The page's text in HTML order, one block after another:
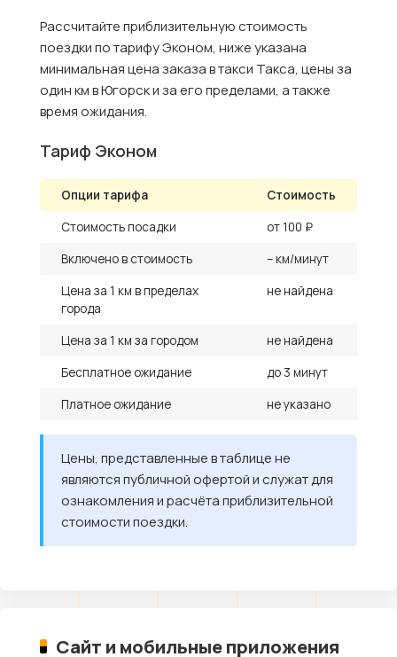
Рассчитайте приблизительную стоимость
поездки по тарифу Эконом, ниже указана
минимальная цена заказа в такси Такса, цены за
один км в Югорск и за его пределами, а также
время ожидания.
Тариф Эконом
Опции тарифа
Стоимость
Стоимость посадки
от 100 ₽
Включено в стоимость
– км/минут
Цена за 1 км в пределах
города
не найдена
Цена за 1 км за городом
не найдена
Бесплатное ожидание
до 3 минут
Платное ожидание
не указано
Цены, представленные в таблице не
являются публичной офертой и служат для
ознакомления и расчёта приблизительной
стоимости поездки.
Сайт и мобильные приложения